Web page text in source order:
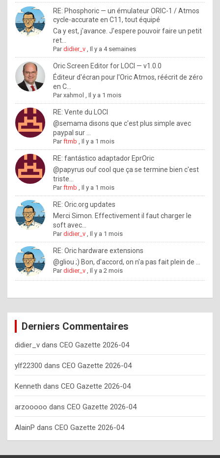
.
I
f
y
o
u
w
a
n
t
o
n
o
w
h
o
w
o
e
y
o
u
s
h
o
RE: Phosphoric — un émulateur ORIC-1 / Atmos
cycle-accurate en C11, tout équipé
Ca y est, j'avance. J'espere pouvoir faire un petit
ret...
Pardidier_v ,Il y a 4 semaines
Oric Screen Editor for LOCI — v1.0.0
Éditeur d'écran pour l'Oric Atmos, réécrit de zéro
en C...
Parxahmol ,Il y a 1 mois
RE: Vente du LOCI
@semama disons que c'est plus simple avec
paypal sur ...
Parftmb ,Il y a 1 mois
RE: fantástico adaptador EprOric
@papyrus ouf cool que ça se termine bien c'est
triste...
Parftmb ,Il y a 1 mois
RE: Oric.org updates
Merci Simon. Effectivement il faut charger le
soft avec...
Pardidier_v ,Il y a 1 mois
RE: Oric hardware extensions
@gliou ;) Bon, d'accord, on n'a pas fait plein de ...
Pardidier_v ,Il y a 2 mois
Derniers Commentaires
didier_v dans CEO Gazette 2026-04
ylf22300 dans CEO Gazette 2026-04
Kenneth dans CEO Gazette 2026-04
arzooooo dans CEO Gazette 2026-04
AlainP dans CEO Gazette 2026-04